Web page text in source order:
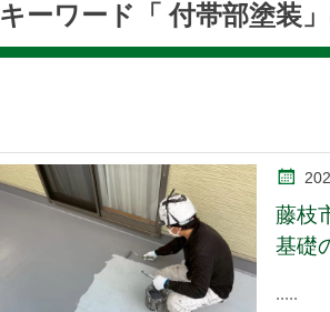
キーワード「 付帯部塗装
藤枝
基礎